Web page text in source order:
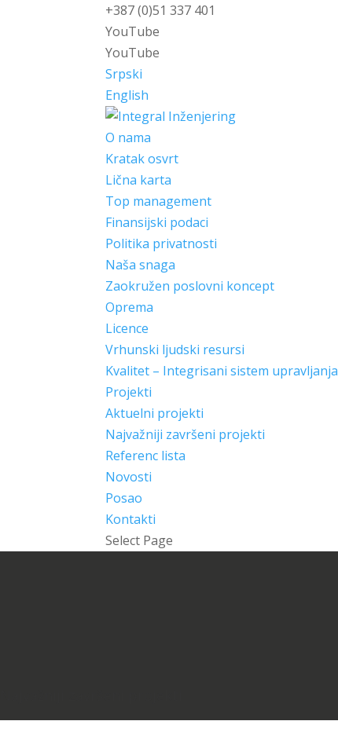
+387 (0)51 337 401
YouTube
YouTube
Srpski
English
O nama
Kratak osvrt
Lična karta
Top management
Finansijski podaci
Politika privatnosti
Naša snaga
Zaokružen poslovni koncept
Oprema
Licence
Vrhunski ljudski resursi
Kvalitet – Integrisani sistem upravljanja
Projekti
Aktuelni projekti
Najvažniji završeni projekti
Referenc lista
Novosti
Posao
Kontakti
Select Page